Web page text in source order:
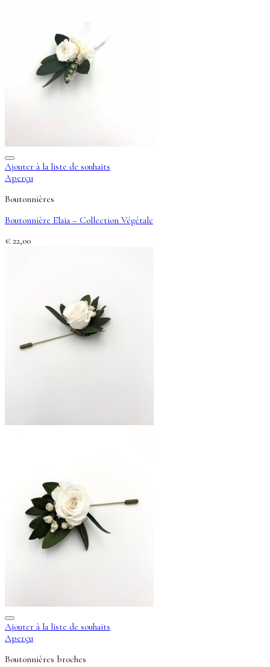
Ajouter à la liste de souhaits
Aperçu
Boutonnières
Boutonnière Elaia – Collection Végétale
€ 22,00
Ajouter à la liste de souhaits
Aperçu
Boutonnières broches